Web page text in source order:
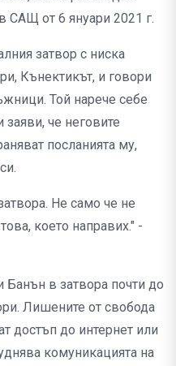
САЩ от 6 януари 2021 г.
затвор с ниска
Кънектикът, и говори
Той нарече себе
заяви, че неговите
посланията му,
Не само че не
което направих." -
в затвора почти до
Лишените от свобода
достъп до интернет или
комуникацията на